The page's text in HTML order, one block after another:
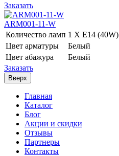
Заказать
ARM001-11-W
Количество ламп 1 Х E14 (40W)
Цвет арматуры
Белый
Цвет абажура
Белый
Заказать
Вверх
Главная
Каталог
Блог
Акции и скидки
Отзывы
Партнеры
Контакты